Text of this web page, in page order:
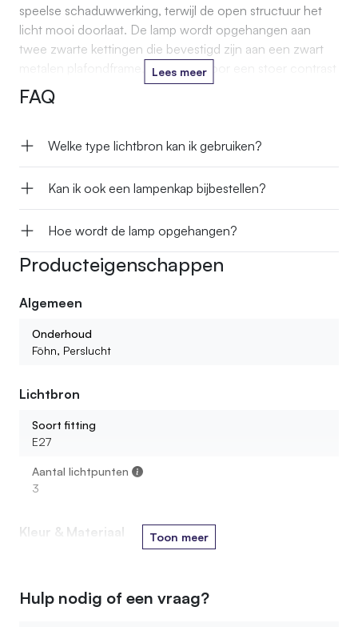
speelse schaduwwerking, terwijl de open structuur het
licht mooi doorlaat. De lamp wordt opgehangen aan
twee zwarte kettingen die bevestigd zijn aan een zwart
metalen plafondframe, wat zorgt voor een stoer contrast
met het natuurlijke hout.
waardoor je de sfeer volledig kunt afstemmen op je
interieur.
Lees meer
FAQ
Welke type lichtbron kan ik gebruiken?
Kan ik ook een lampenkap bijbestellen?
Hoe wordt de lamp opgehangen?
Producteigenschappen
Algemeen
Onderhoud
Föhn, Perslucht
Lichtbron
Soort fitting
E27
Aantal lichtpunten
3
Kleur & Materiaal Toon meer
Hulp nodig of een vraag?